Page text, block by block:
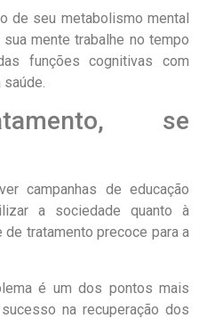
de seu metabolismo mental
mente trabalhe no tempo
funções cognitivas com
se
campanhas de educação
a sociedade quanto à
tratamento precoce para a
é um dos pontos mais
na recuperação dos